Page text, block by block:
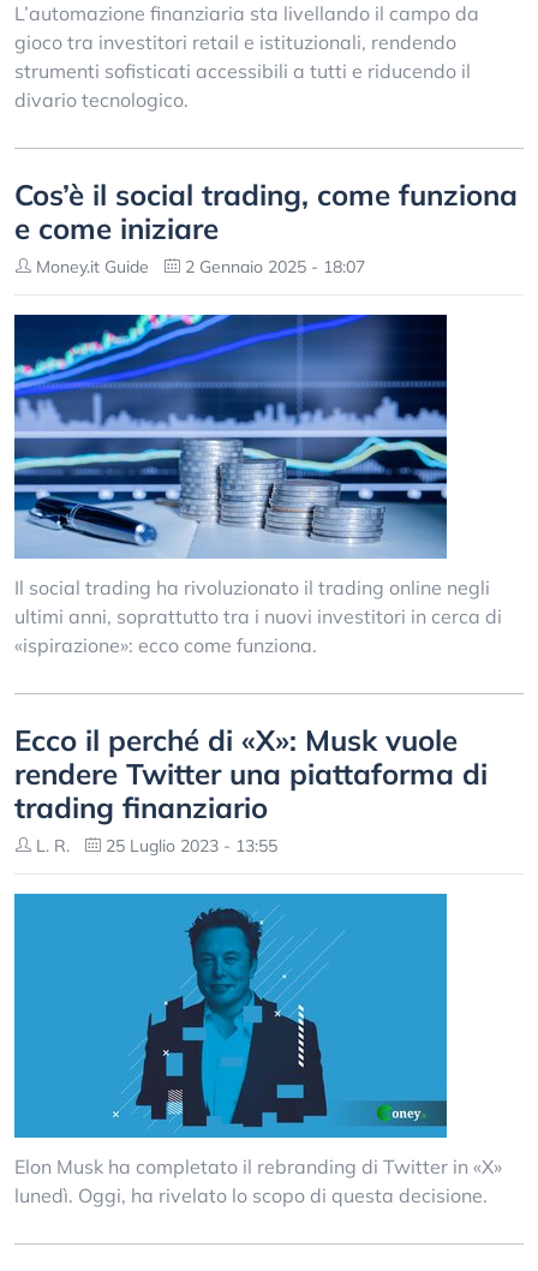
L’automazione finanziaria sta livellando il campo da
gioco tra investitori retail e istituzionali, rendendo
strumenti sofisticati accessibili a tutti e riducendo il
divario tecnologico.
Cos’è il social trading, come funziona
e come iniziare
Money.it Guide 2 Gennaio 2025 - 18:07
Il social trading ha rivoluzionato il trading online negli
ultimi anni, soprattutto tra i nuovi investitori in cerca di
«ispirazione»: ecco come funziona.
Ecco il perché di «X»: Musk vuole
rendere Twitter una piattaforma di
trading finanziario
L. R. 25 Luglio 2023 - 13:55
Elon Musk ha completato il rebranding di Twitter in «X»
lunedì. Oggi, ha rivelato lo scopo di questa decisione.